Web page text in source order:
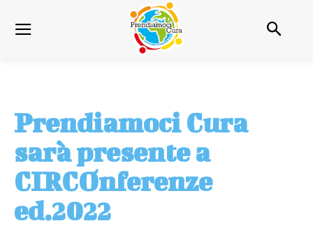
Prendiamoci Cura
sarà presente a
CIRCOnferenze
ed.2022